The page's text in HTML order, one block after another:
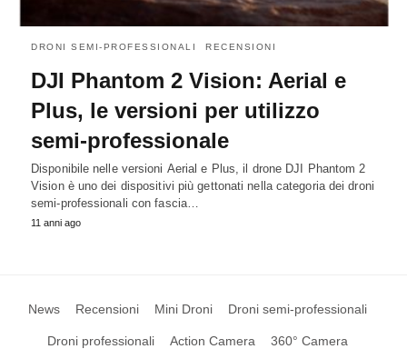
DRONI SEMI-PROFESSIONALI RECENSIONI
DJI Phantom 2 Vision: Aerial e
Plus, le versioni per utilizzo
semi-professionale
Disponibile nelle versioni Aerial e Plus, il drone DJI Phantom 2
Vision è uno dei dispositivi più gettonati nella categoria dei droni
semi-professionali con fascia…
11 anni ago
News Recensioni Mini Droni Droni semi-professionali
Droni professionali Action Camera 360° Camera